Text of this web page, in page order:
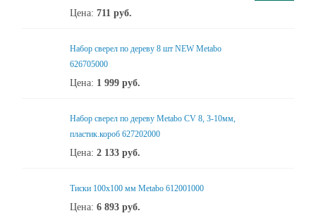
Цена: 711 руб.
Набор сверел по дереву 8 шт NEW Metabo
626705000
Цена: 1 999 руб.
Набор сверел по дереву Metabo CV 8, 3-10мм,
пластик.короб 627202000
Цена: 2 133 руб.
Тиски 100х100 мм Metabo 612001000
Цена: 6 893 руб.